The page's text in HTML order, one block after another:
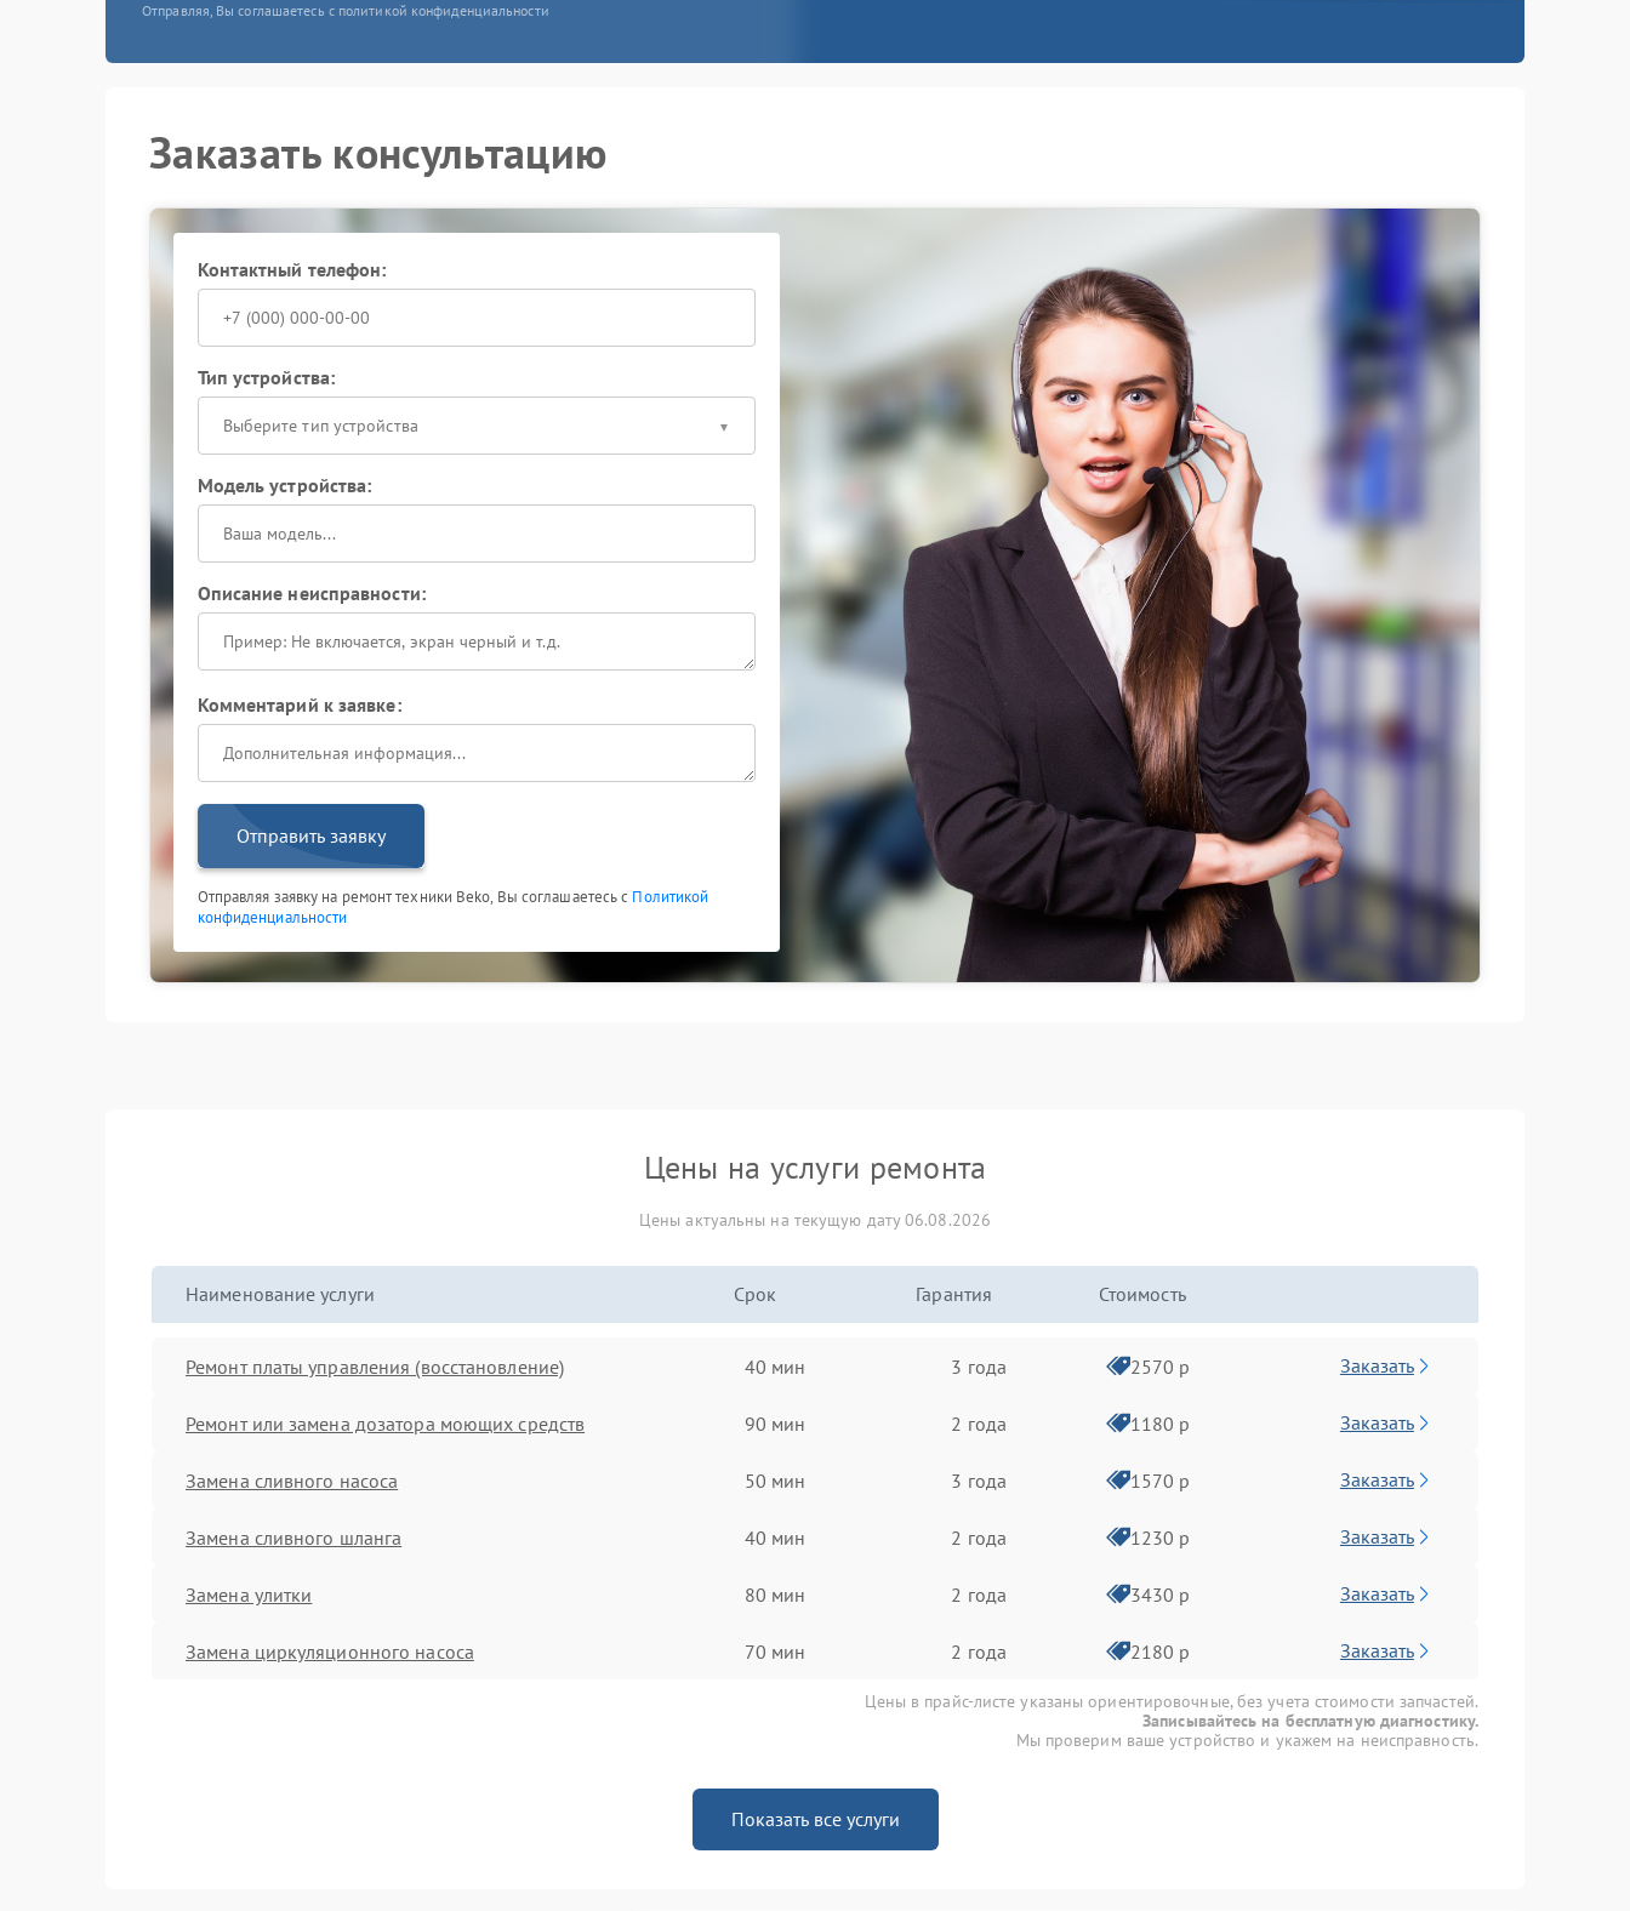
Отправляя, Вы соглашаетесь с политикой конфиденциальности
Заказать консультацию
Контактный телефон:
Тип устройства:
Выберите тип устройства
Модель устройства:
Описание неисправности:
Комментарий к заявке:
Отправить заявку
Отправляя заявку на ремонт техники Beko, Вы соглашаетесь с Политикой
конфиденциальности
Цены на услуги ремонта
Цены актуальны на текущую дату 06.08.2026
Наименование услуги Срок Гарантия Стоимость
Ремонт платы управления (восстановление) 40 мин 3 года 2570 р Заказать
Ремонт или замена дозатора моющих средств 90 мин 2 года 1180 р Заказать
Замена сливного насоса 50 мин 3 года 1570 р Заказать
Замена сливного шланга 40 мин 2 года 1230 р Заказать
Замена улитки 80 мин 2 года 3430 р Заказать
Замена циркуляционного насоса 70 мин 2 года 2180 р Заказать
Цены в прайс-листе указаны ориентировочные, без учета стоимости запчастей.
Записывайтесь на бесплатную диагностику.
Мы проверим ваше устройство и укажем на неисправность.
Показать все услуги